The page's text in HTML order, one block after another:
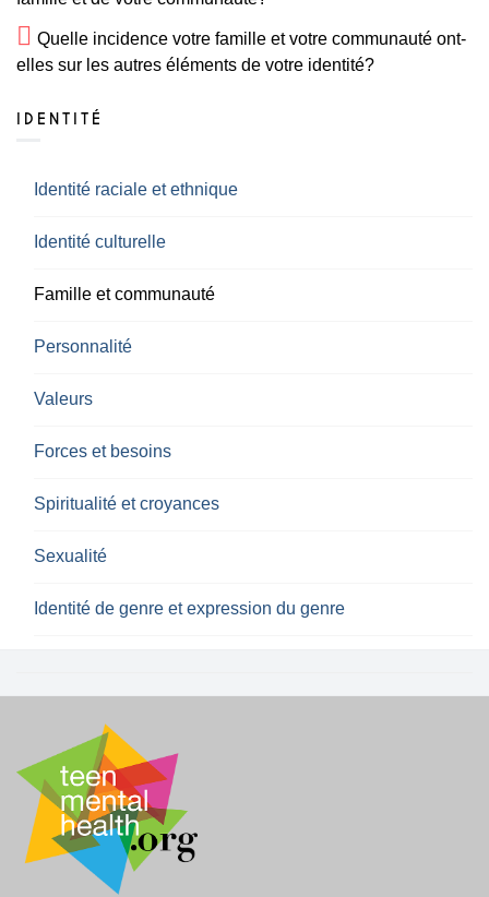
Quelle incidence votre famille et votre communauté ont-
elles sur les autres éléments de votre identité?
IDENTITÉ
Identité raciale et ethnique
Identité culturelle
Famille et communauté
Personnalité
Valeurs
Forces et besoins
Spiritualité et croyances
Sexualité
Identité de genre et expression du genre